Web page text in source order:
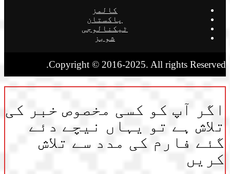
کالمز
پاکستان
ٹیکنالوجی
شوبز
Copyright © 2016-2025. All rights Reserved.
اگر آپ کو کسی مخصوص خبر کی
تلاش ہے تو یہاں نیچے دئے
گئے فارم کی مدد سے تلاش
کریں